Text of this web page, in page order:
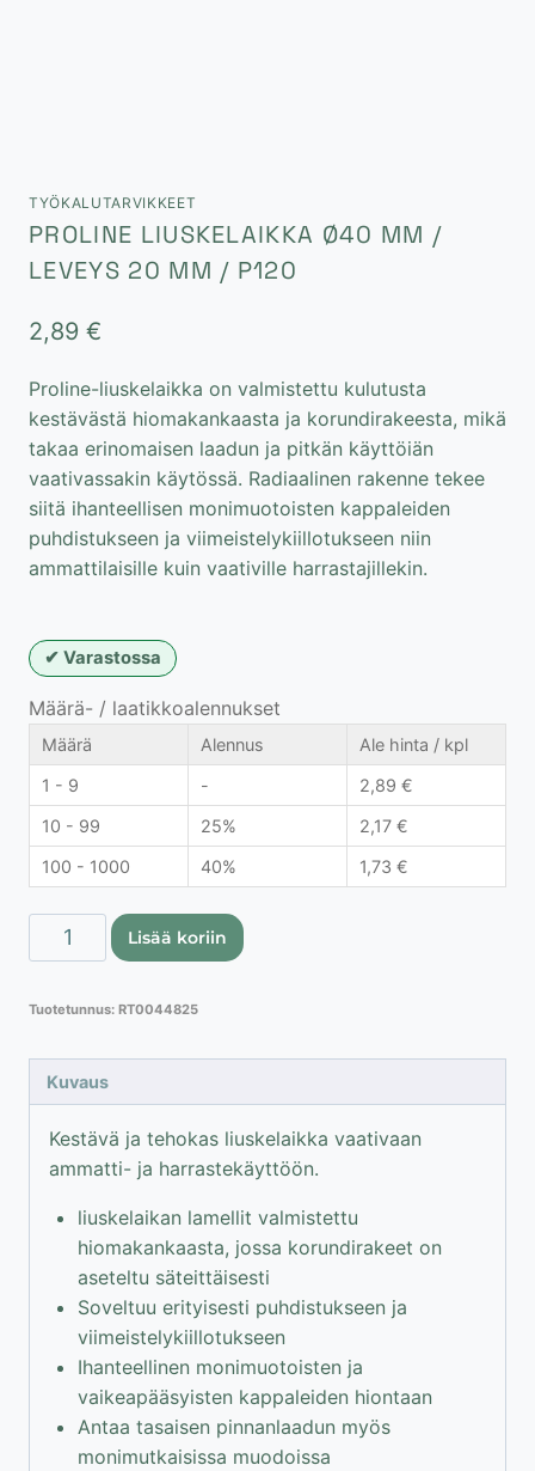
TYÖKALUTARVIKKEET
PROLINE LIUSKELAIKKA Ø40 MM /
LEVEYS 20 MM / P120
2,89 €
Proline-liuskelaikka on valmistettu kulutusta
kestävästä hiomakankaasta ja korundirakeesta, mikä
takaa erinomaisen laadun ja pitkän käyttöiän
vaativassakin käytössä. Radiaalinen rakenne tekee
siitä ihanteellisen monimuotoisten kappaleiden
puhdistukseen ja viimeistelykiillotukseen niin
ammattilaisille kuin vaativille harrastajillekin.
Varastossa
Määrä- / laatikkoalennukset
Määrä Alennus
Ale hinta / kpl
1 - 9
- 2,89 €
10 - 99
25% 2,17 €
100 - 1000
40% 1,73 €
Proline
liuskelaikka
mm
leveys
20
mm
määrä
Lisää koriin
Tuotetunnus: RT0044825
Kuvaus
Kestävä ja tehokas liuskelaikka vaativaan
ammatti- ja harrastekäyttöön.
liuskelaikan lamellit valmistettu
hiomakankaasta, jossa korundirakeet on
aseteltu säteittäisesti
Soveltuu erityisesti puhdistukseen ja
viimeistelykiillotukseen
Ihanteellinen monimuotoisten ja
vaikeapääsyisten kappaleiden hiontaan
Antaa tasaisen pinnanlaadun myös
monimutkaisissa muodoissa